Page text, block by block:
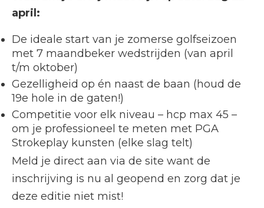
april:
De ideale start van je zomerse golfseizoen
met 7 maandbeker wedstrijden (van april
t/m oktober)
Gezelligheid op én naast de baan (houd de
19e hole in de gaten!)
Competitie voor elk niveau – hcp max 45 –
om je professioneel te meten met PGA
Strokeplay kunsten (elke slag telt)
Meld je direct aan via de site want de
inschrijving is nu al geopend en zorg dat je
deze editie niet mist!